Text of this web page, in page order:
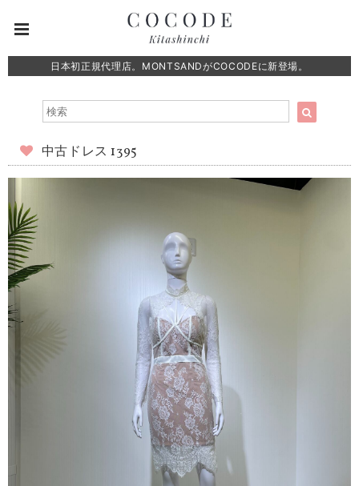
日本初正規代理店。MONTSANDがCOCODEに新登場。
中古ドレス 1395